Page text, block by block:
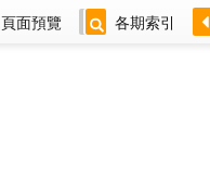
頁面預覽 各期索引